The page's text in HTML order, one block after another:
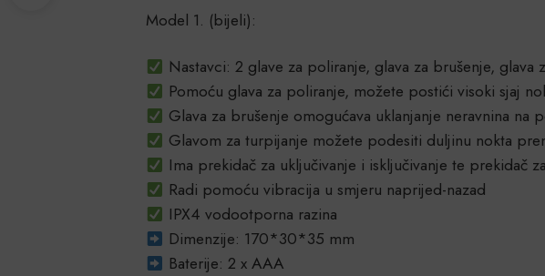
Model 1. (bijeli):
Nastavci: 2 glave za poliranje, glava za brušenje, glava
Pomoću glava za poliranje, možete postići visoki sjaj
Glava za brušenje omogućava uklanjanje neravnina na
Glavom za turpijanje možete podesiti duljinu nokta
Ima prekidač za uključivanje i isključivanje te prekidač
Radi pomoću vibracija u smjeru naprijed-nazad
IPX4 vodootporna razina
Dimenzije: 170*30*35 mm
Baterije: 2 x AAA